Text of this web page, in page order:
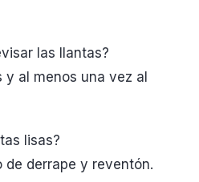
las llantas?
y al menos una vez al
lisas?
de derrape y reventón.